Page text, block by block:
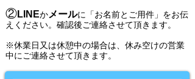
②LINEかメールに 「お名前とご用件 」 をお伝
えください。 確認後ご連絡させて頂きます。
​※休業日又は休憩中の場合は、休み空けの営業
中にご連絡させて頂きます。